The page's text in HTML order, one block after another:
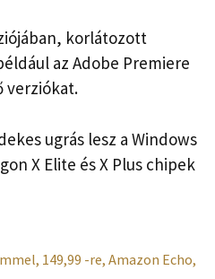
korlátozott
az Adobe Premiere
verziókat.
ugrás lesz a Windows
X Elite és X Plus chipek
149,99 -re, Amazon Echo,